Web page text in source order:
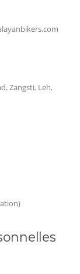
Zangsti, Leh,